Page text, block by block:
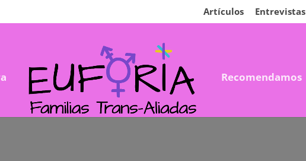
Artículos Entrevistas
Recomendamos